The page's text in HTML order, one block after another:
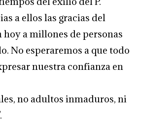
a ellos las gracias del
hoy a millones de personas
No esperaremos a que todo
nuestra confianza en
no adultos inmaduros, ni